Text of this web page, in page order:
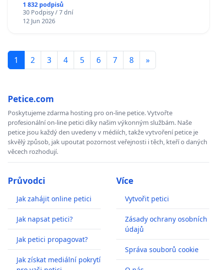
1 832 podpisů
30 Podpisy / 7 dní
12 Jun 2026
1 2 3 4 5 6 7 8 »
Petice.com
Poskytujeme zdarma hosting pro on-line petice. Vytvořte
profesionální on-line petici díky našim výkonným službám. Naše
petice jsou každý den uvedeny v médiích, takže vytvoření petice je
skvělý způsob, jak upoutat pozornost veřejnosti i těch, kteří o daných
věcech rozhodují.
Průvodci
Jak zahájit online petici
Jak napsat petici?
Jak petici propagovat?
Jak získat mediální pokrytí
Více
Vytvořit petici
Zásady ochrany osobních
údajů
Správa souborů cookie